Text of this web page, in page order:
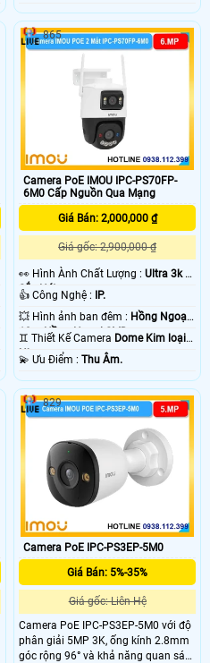
Camera PoE IMOU IPC-PS70FP-
6M0 Cấp Nguồn Qua Mạng
Giá Bán: 2,000,000 ₫
Giá gốc: 2,900,000 ₫
️👀 Hình Ành Chất Lượng :Ultra 3k +
Sắc Nét .
👍 Công Nghệ : IP.
💥 Hình ảnh ban đêm : Hồng Ngoại
10m Hồng Ngoại SMD.
♊ Thiết Kế Camera Dome Kim loại +
Nhựa.
️💫 Ưu Điểm :Thu Âm.
865
Camera PoE IPC-PS3EP-5M0
Giá Bán: 5%-35%
Giá gốc: Liên Hệ
Camera PoE IPC-PS3EP-5M0 với độ
phân giải 5MP 3K, ống kính 2.8mm
góc rộng 96° và khả năng quan sát
829